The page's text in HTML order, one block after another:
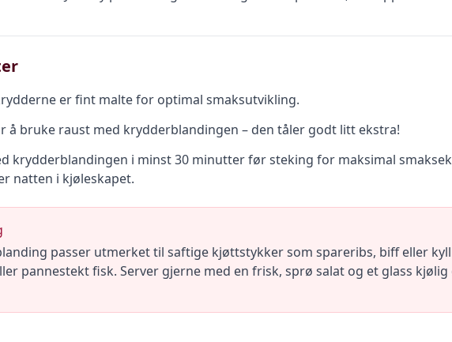
er fint malte for optimal smaksutvikling.
å bruke raust med krydderblandingen – den tåler godt litt ekstra!
krydderblandingen i minst 30 minutter før steking for maksimal
natten i kjøleskapet.
passer utmerket til saftige kjøttstykker som spareribs, biff eller
pannestekt fisk. Server gjerne med en frisk, sprø salat og et glass